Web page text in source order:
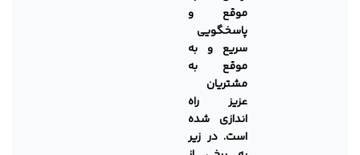
موقع و
پاسخگویی
سریع و به
موقع به
مشتریان
عزیز راه
اندازی شده
است. در زیر